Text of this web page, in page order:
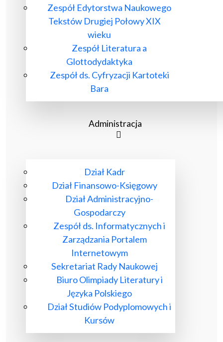
Zespół Edytorstwa Naukowego
Tekstów Drugiej Połowy XIX
wieku
Zespół Literatura a
Glottodydaktyka
Zespół ds. Cyfryzacji Kartoteki
Bara
Administracja
Dział Kadr
Dział Finansowo-Księgowy
Dział Administracyjno-
Gospodarczy
Zespół ds. Informatycznych i
Zarządzania Portalem
Internetowym
Sekretariat Rady Naukowej
Biuro Olimpiady Literatury i
Języka Polskiego
Dział Studiów Podyplomowych i
Kursów